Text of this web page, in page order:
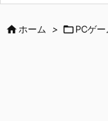
ホーム > PCゲ